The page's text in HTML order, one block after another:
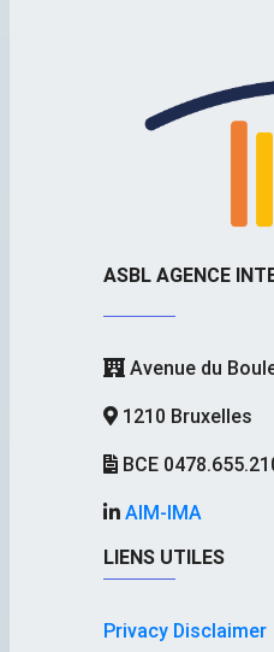
ASBL AGENCE
Avenue du
1210 Bruxelles
BCE
AIM-IMA
LIENS UTILES
Privacy Disclaimer